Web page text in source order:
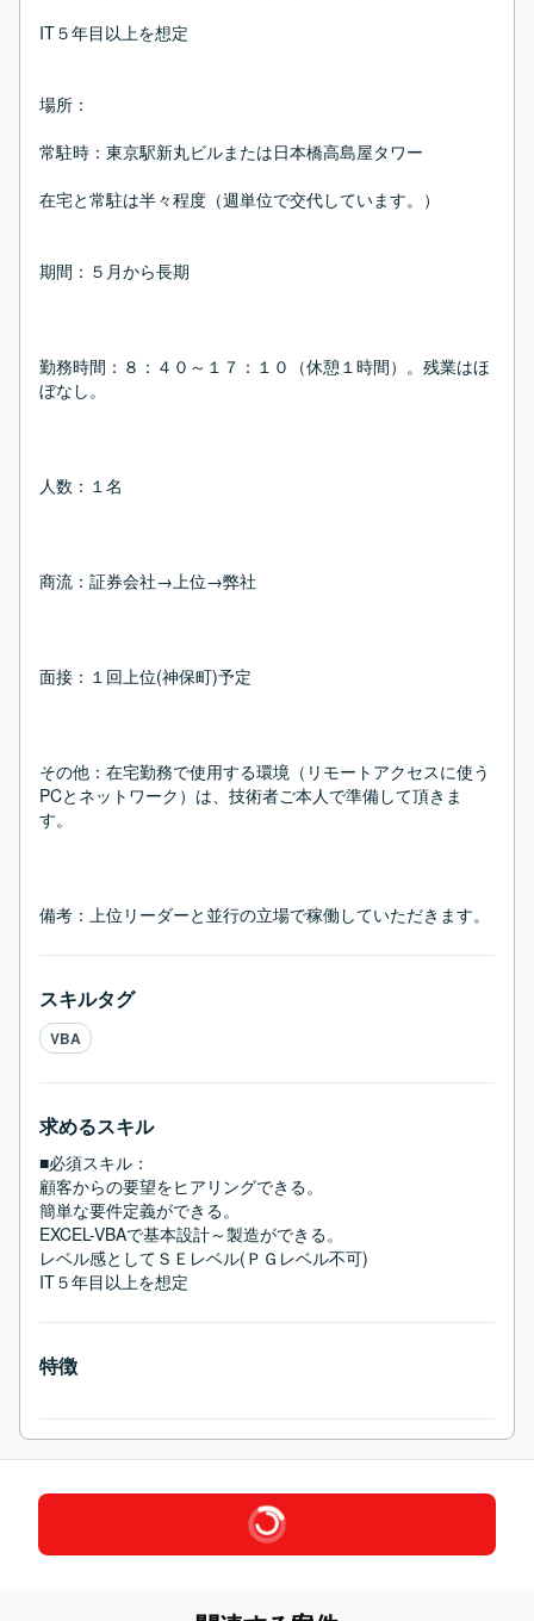
IT５年目以上を想定
場所：
常駐時：東京駅新丸ビルまたは日本橋高島屋タワー
在宅と常駐は半々程度（週単位で交代しています。）
期間：５月から長期
勤務時間：８：４０～１７：１０（休憩１時間）。残業はほ
ぼなし。
人数：１名
商流：証券会社→上位→弊社
面接：１回上位(神保町)予定
その他：在宅勤務で使用する環境（リモートアクセスに使う
PCとネットワーク）は、技術者ご本人で準備して頂きま
す。
備考：上位リーダーと並行の立場で稼働していただきます。
スキルタグ
VBA
求めるスキル
■必須スキル：
顧客からの要望をヒアリングできる。
簡単な要件定義ができる。
EXCEL-VBAで基本設計～製造ができる。
レベル感としてＳＥレベル(ＰＧレベル不可)
IT５年目以上を想定
特徴